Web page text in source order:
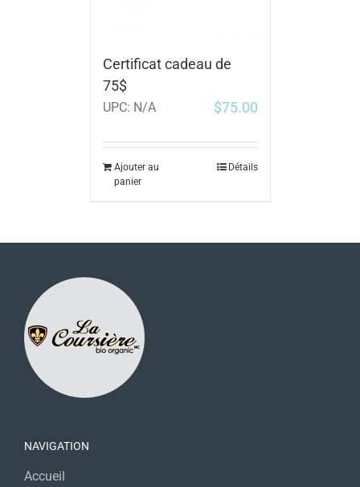
Certificat cadeau de
75$
UPC: N/A $75.00
Ajouter au
panier
Détails
NAVIGATION
Accueil